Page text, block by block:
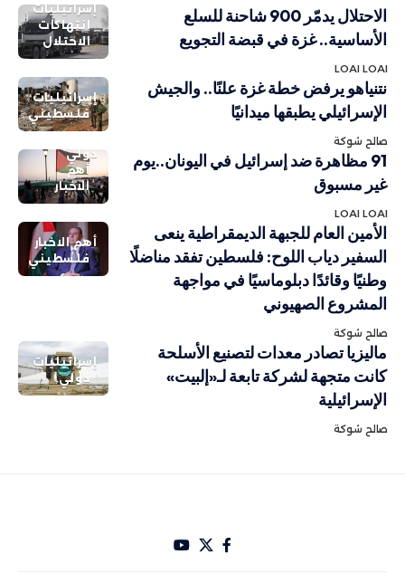
إسرائيليات
انتهاكات
الاحتلال
الاحتلال يدمّر 900 شاحنة للسلع
الأساسية.. غزة في قبضة التجويع
LOAI LOAI
إسرائيليات
فلسطيني
نتنياهو يرفض خطة غزة علنًا.. والجيش
الإسرائيلي يطبقها ميدانيًا
صالح شوكة
دولي
أهم
الاخبار
91 مظاهرة ضد إسرائيل في اليونان..يوم
غير مسبوق
LOAI LOAI
أهم الاخبار
فلسطيني
الأمين العام للجبهة الديمقراطية ينعى
السفير دياب اللوح: فلسطين تفقد مناضلًا
وطنيًا وقائدًا دبلوماسيًا في مواجهة
المشروع الصهيوني
صالح شوكة
إسرائيليات
دولي
ماليزيا تصادر معدات لتصنيع الأسلحة
كانت متجهة لشركة تابعة لـ«إلبيت»
الإسرائيلية
صالح شوكة